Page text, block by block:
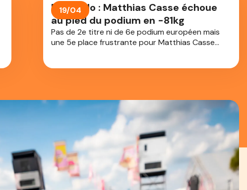
Euro judo : Matthias Casse échoue
au pied du podium en -81kg
Pas de 2e titre ni de 6e podium européen mais
une 5e place frustrante pour Matthias Casse
19/04